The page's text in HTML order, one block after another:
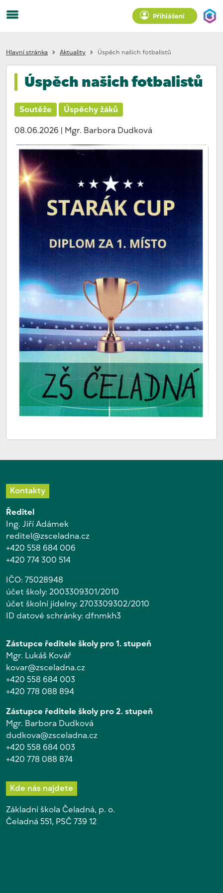
Přihlášení
Hlavní stránka Aktuality Úspěch našich fotbalistů
Úspěch našich fotbalistů
Soutěže
Úspěchy žáků
08.06.2026 | Mgr. Barbora Dudková
Kontakty
Ředitel
Ing. Jiří Adámek
reditel@zsceladna.cz
+420 558 684 006
+420 774 300 514
IČO: 75028948
účet školy: 2003309301/2010
účet školní jídelny: 2703309302/2010
ID datové schránky: dfnmkh3
Zástupce ředitele školy pro 1. stupeň
Mgr. Lukáš Kovář
kovar@zsceladna.cz
+420 558 684 003
+420 778 088 894
Zástupce ředitele školy pro 2. stupeň
Mgr. Barbora Dudková
dudkova@zsceladna.cz
+420 558 684 003
+420 778 088 874
Kde nás najdete
Základní škola Čeladná, p. o.
Čeladná 551, PSČ 739 12